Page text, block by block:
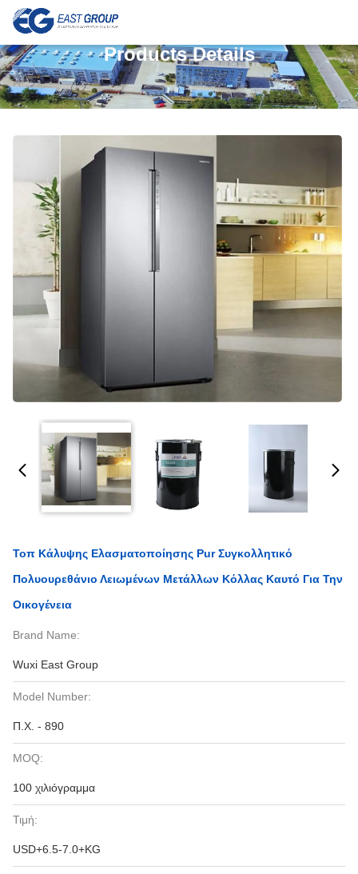
Products Details
Τοπ Κάλυψης Ελασματοποίησης Pur Συγκολλητικό
Πολυουρεθάνιο Λειωμένων Μετάλλων Κόλλας Καυτό Για Την
Οικογένεια
Brand Name:
Wuxi East Group
Model Number:
Π.Χ. - 890
MOQ:
100 χιλιόγραμμα
Τιμή:
USD+6.5-7.0+KG